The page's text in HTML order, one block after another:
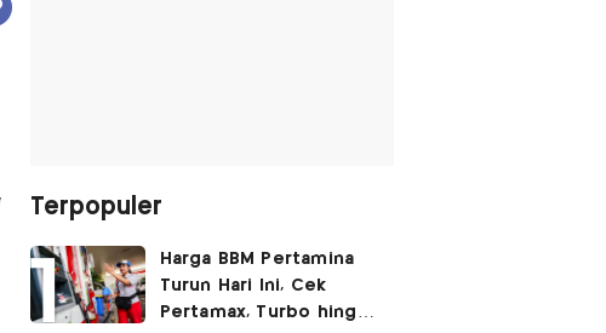
Terpopuler
Harga BBM Pertamina
Turun Hari Ini, Cek
Pertamax, Turbo hingga